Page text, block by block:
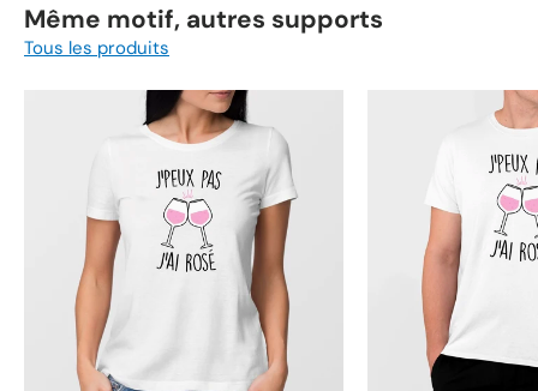
Même motif, autres supports
Tous les produits